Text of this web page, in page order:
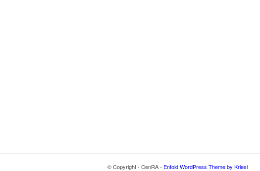
© Copyright - CenRA - Enfold WordPress Theme by Kriesi